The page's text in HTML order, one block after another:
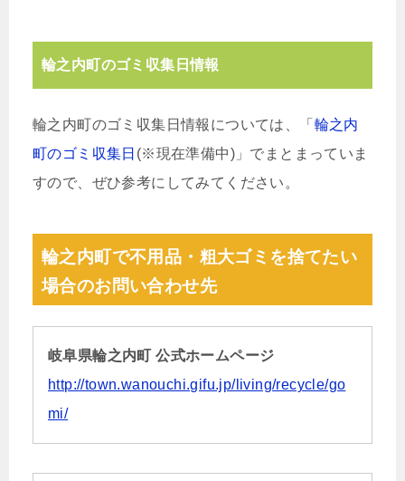
輪之内町のゴミ収集日情報
輪之内町のゴミ収集日情報については、「 輪之内
町のゴミ収集日 (※現在準備中)」でまとまっていま
すので、ぜひ参考にしてみてください。
輪之内町で不用品・粗大ゴミを捨てたい
場合のお問い合わせ先
岐阜県輪之内町 公式ホームページ
http://town.wanouchi.gifu.jp/living/recycle/go
mi/